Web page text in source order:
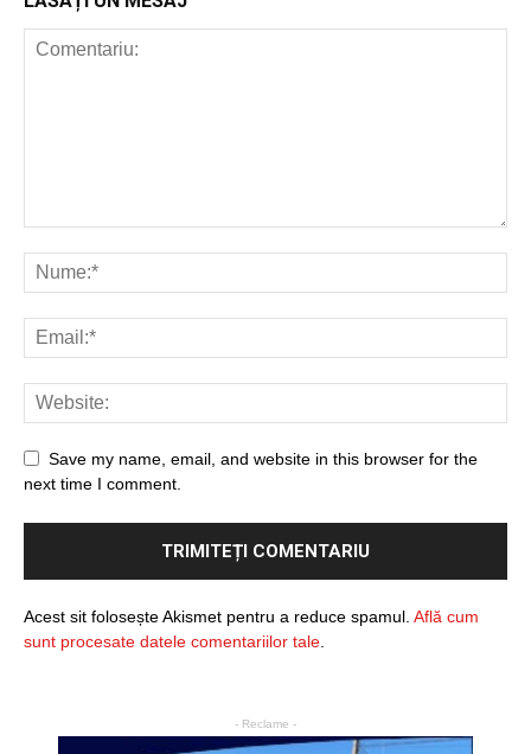
Save my name, email, and website in this browser for the
next time I comment.
Acest sit folosește Akismet pentru a reduce spamul. Află cum
sunt procesate datele comentariilor tale
- Reclame -